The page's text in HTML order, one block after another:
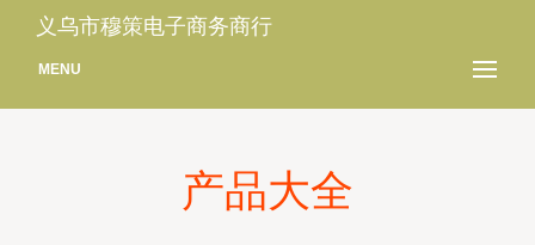
义乌市穆策电子商务商行
MENU
产品大全